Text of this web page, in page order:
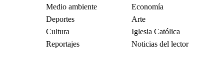
Medio ambiente
Economía
Deportes
Arte
Cultura
Iglesia Católica
Reportajes
Noticias del lector